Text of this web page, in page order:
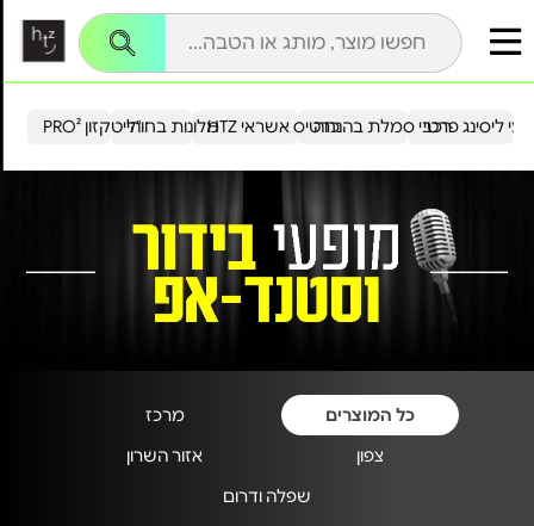
הייטקזון PRO²מלונות בחו"ל כרטיס אשראי HTZ ליסינג פרטירכבי סמלת בהנחה
כל המוצרים
מרכז
צפון
אזור השרון
שפלה ודרום